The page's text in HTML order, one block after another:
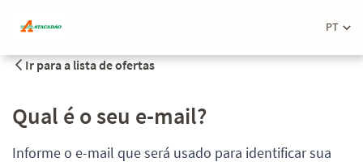
PT
Ir para a lista de ofertas
Qual é o seu e-mail?
Informe o e-mail que será usado para identificar sua